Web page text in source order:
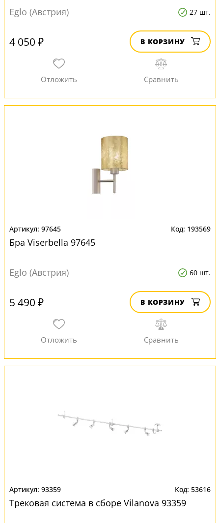
Eglo (Австрия)
27 шт.
4 050 ₽ В КОРЗИНУ
97645 193569
Бра Viserbella 97645
Eglo (Австрия) 60 шт.
5 490 ₽ В КОРЗИНУ
93359 53616
Трековая система в сборе Vilanova 93359